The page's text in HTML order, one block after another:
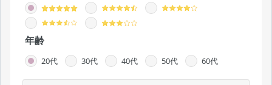
年齢
20代 30代 40代 50代 60代